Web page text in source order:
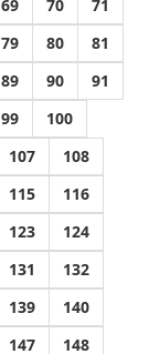
69 70
71
79 80
81
89 90
91
99
100
107
108
115
116
123
124
131
132
139
140
147
148